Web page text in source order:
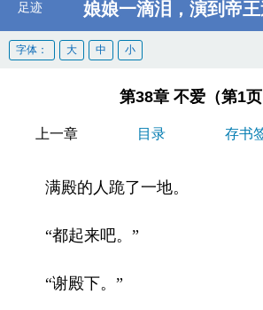
足迹 娘娘一滴泪，演到帝
字体： 大 中 小
第38章 不爱（第1页
上一章 目录 存书
满殿的人跪了一地。
“都起来吧。”
“谢殿下。”